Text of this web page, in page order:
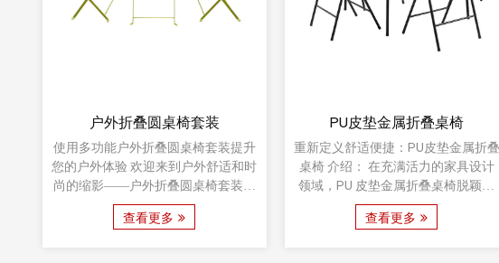
方钢燃木陶瓷火坑桌
隆重推出方钢燃木陶瓷火坑桌，这是
一款精心制作的户外中心装饰品，将
功能性与审美吸引力无缝融合。这款
独特的火坑桌旨在提升您的户外体
验，为与家人和朋友聚会提供温馨宜
查看更多
英式烧烤炉户外火盆套装
在设计与实用相结合的户外休闲领
域，英文字母烧烤炉户外火坑套装是
精致和实用的缩影。这款户外套装精
心打造，重新定义了户外用餐和社交
的艺术，将传统火坑的永恒魅力与烧
查看更多